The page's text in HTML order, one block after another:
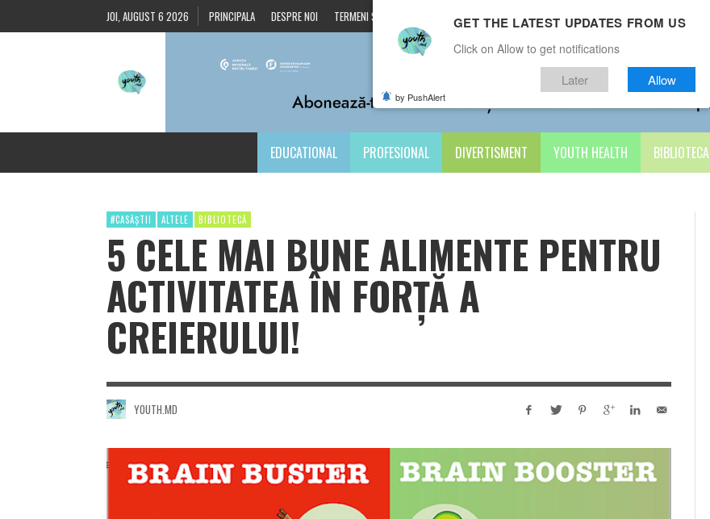
JOI, AUGUST 6 2026 PRINCIPALA DESPRE NOI TERMENI ȘI CONDIȚII CONTACTE
EDUCATIONAL PROFESIONAL DIVERTISMENT YOUTH HEALTH BIBLIOTECA
#CASĂȘTII ALTELE BIBLIOTECĂ
5 CELE MAI BUNE ALIMENTE PENTRU
ACTIVITATEA ÎN FORŢĂ A
CREIERULUI!
YOUTH.MD
GET THE LATEST UPDATES FROM US
Click on Allow to get notifications
Later Allow
by PushAlert